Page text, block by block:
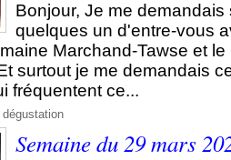
Bonjour, Je me demandais
quelques un d'entre-vous
Marchand-Tawse et
surtout je me demandais
fréquentent ce...
Semaine du 29 mars